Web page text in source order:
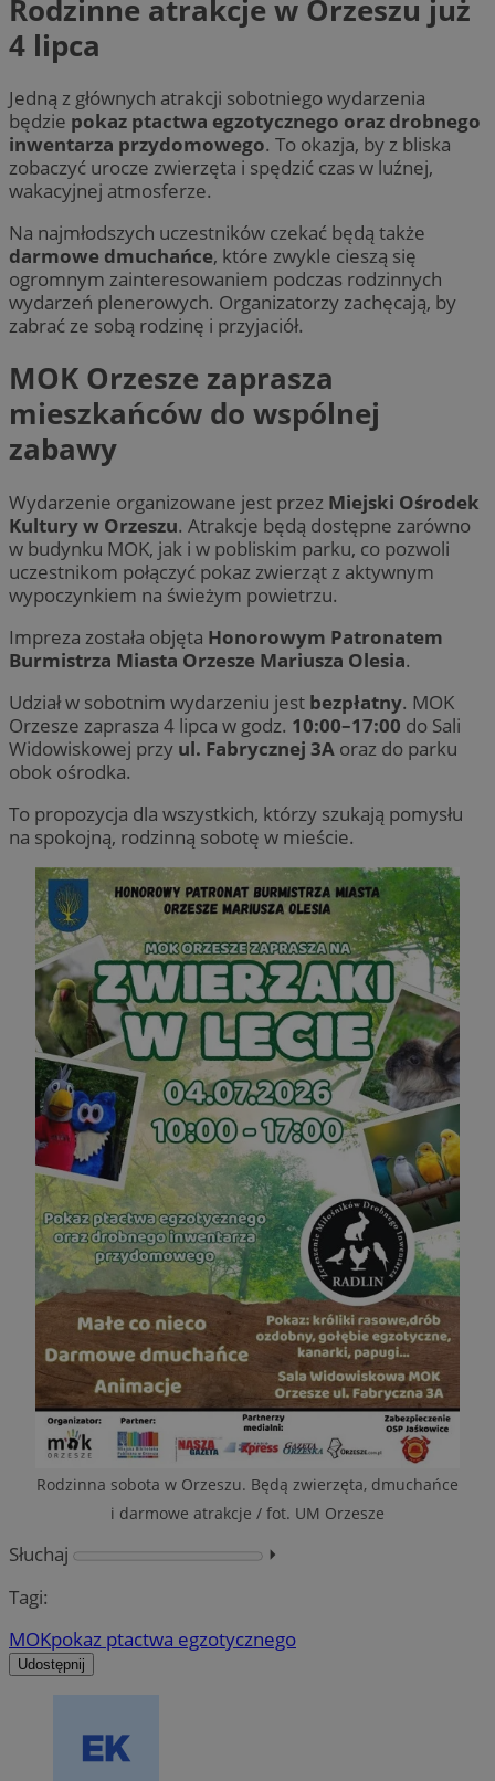
Rodzinne atrakcje w Orzeszu już
4 lipca
Jedną z głównych atrakcji sobotniego wydarzenia
będzie pokaz ptactwa egzotycznego oraz drobnego
inwentarza przydomowego. To okazja, by z bliska
zobaczyć urocze zwierzęta i spędzić czas w luźnej,
wakacyjnej atmosferze.
Na najmłodszych uczestników czekać będą także
darmowe dmuchańce, które zwykle cieszą się
ogromnym zainteresowaniem podczas rodzinnych
wydarzeń plenerowych. Organizatorzy zachęcają, by
zabrać ze sobą rodzinę i przyjaciół.
MOK Orzesze zaprasza
mieszkańców do wspólnej
zabawy
Wydarzenie organizowane jest przez Miejski Ośrodek
Kultury w Orzeszu. Atrakcje będą dostępne zarówno
w budynku MOK, jak i w pobliskim parku, co pozwoli
uczestnikom połączyć pokaz zwierząt z aktywnym
wypoczynkiem na świeżym powietrzu.
Impreza została objęta Honorowym Patronatem
Burmistrza Miasta Orzesze Mariusza Olesia.
Udział w sobotnim wydarzeniu jest bezpłatny. MOK
Orzesze zaprasza 4 lipca w godz. 10:00–17:00 do Sali
Widowiskowej przy ul. Fabrycznej 3A oraz do parku
obok ośrodka.
To propozycja dla wszystkich, którzy szukają pomysłu
na spokojną, rodzinną sobotę w mieście.
Rodzinna sobota w Orzeszu. Będą zwierzęta, dmuchańce
i darmowe atrakcje / fot. UM Orzesze
Słuchaj
⏵︎
Tagi:
MOKpokaz ptactwa egzotycznego
Udostępnij